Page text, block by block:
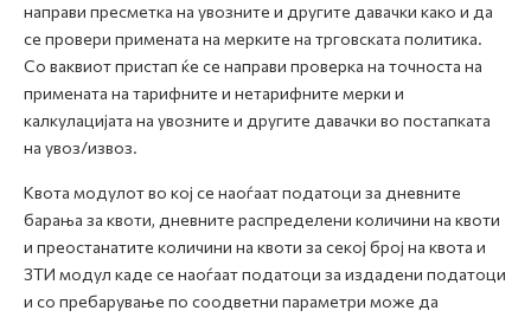
направи пресметка на увозните и другите давачки како и да
се провери примената на мерките на трговската политика.
Со ваквиот пристап ќе се направи проверка на точноста на
примената на тарифните и нетарифните мерки и
калкулацијата на увозните и другите давачки во постапката
на увоз/извоз.
Квота модулот во кој се наоѓаат податоци за дневните
барања за квоти, дневните распределени количини на квоти
и преостанатите количини на квоти за секој број на квота и
ЗТИ модул каде се наоѓаат податоци за издадени податоци
и со пребарување по соодветни параметри може да